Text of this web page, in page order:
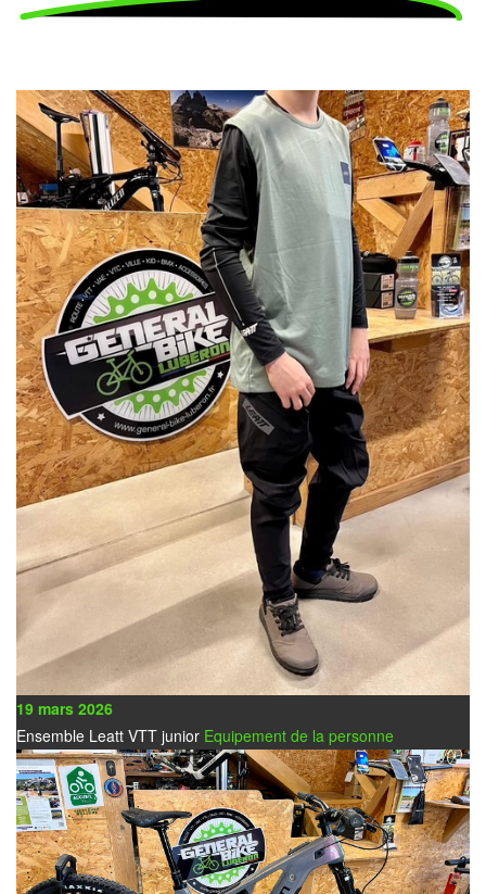
19 mars 2026
Ensemble Leatt VTT junior Equipement de la personne